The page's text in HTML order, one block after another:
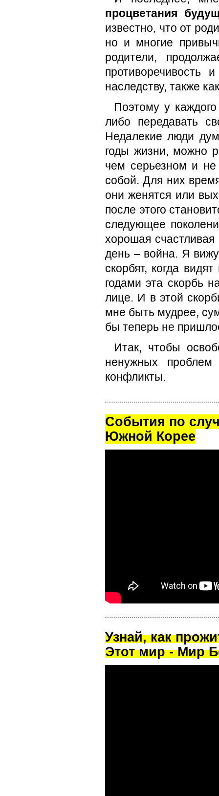
процветания
известно, что от
но и многие
родители,
противоречивость
наследству, также
Поэтому у
либо передавать
Недалекие люди
годы жизни, можно
чем серьезном и не
собой. Для них
они женятся или
после этого
следующее
хорошая
день – война. Я
скорбят, когда
годами эта скорбь
лице. И в этой
мне быть мудрее,
бы теперь не
Итак, чтобы
ненужных проблем
конфликты.
Cобытия по
Южной Корее
Узнай, как
Этот мир - Мир